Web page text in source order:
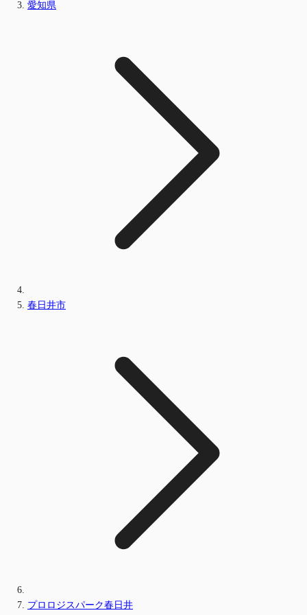
愛知県
春日井市
プロロジスパーク春日井